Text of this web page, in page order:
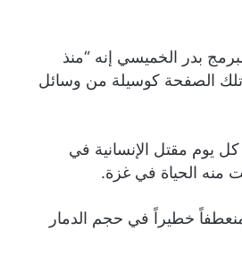
بدر الخميسي إنه “منذ
بالعجز، لذا قرر بناء تلك الصفحة كوسيلة من وسائل
كل يوم مقتل الإنسانية في
منه الحياة في غزة.
حصار خانق وحروب متتالية، لكن حرب أكتوبر 2023 مثلت منعطفاً خطيراً في حجم الدمار